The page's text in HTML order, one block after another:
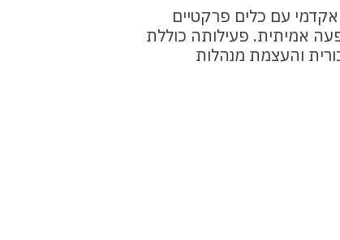
עם כלים פרקטיים
אמיתית. פעילותה כוללת
והעצמת מנהלות